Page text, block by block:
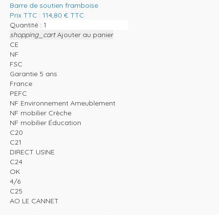
Barre de soutien framboise
Prix TTC : 114,80 € TTC
Quantité :
shopping_cart Ajouter au panier
CE
NF
FSC
Garantie 5 ans
France
PEFC
NF Environnement Ameublement
NF mobilier Crèche
NF mobilier Éducation
C20
C21
DIRECT USINE
C24
OK
4/6
C25
AO LE CANNET